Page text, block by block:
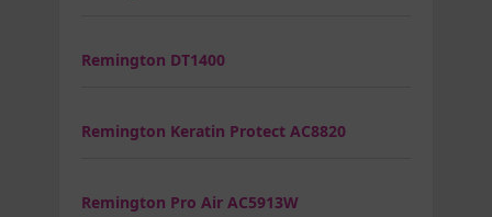
Remington DT1400
Remington Keratin Protect AC8820
Remington Pro Air AC5913W